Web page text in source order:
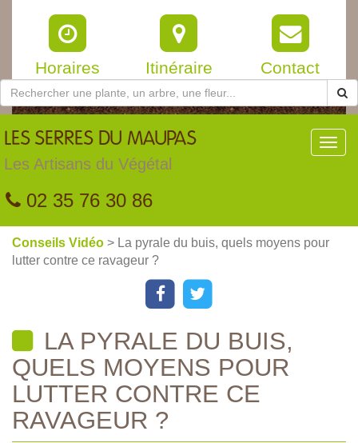
Horaires Itinéraire Contact
LES SERRES DU MAUPAS
Les Artisans du Végétal
02 35 76 30 86
Conseils Vidéo > La pyrale du buis, quels moyens pour
lutter contre ce ravageur ?
LA PYRALE DU BUIS,
QUELS MOYENS POUR
LUTTER CONTRE CE
RAVAGEUR ?